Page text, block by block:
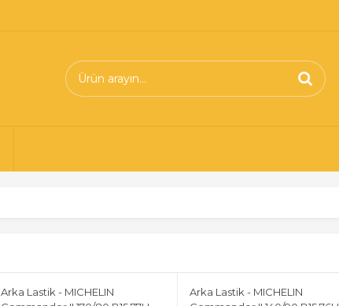
Arka Lastik - MICHELIN
Arka Lastik - MICHELIN